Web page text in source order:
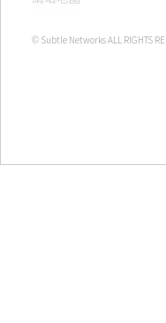
© Subtle Networks ALL RIGHTS